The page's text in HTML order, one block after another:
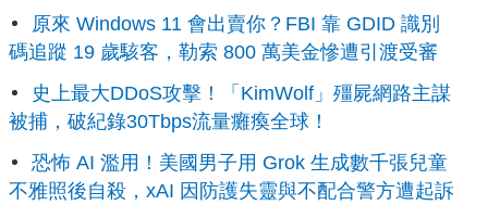
原來 Windows 11 會出賣你？FBI 靠 GDID 識別
碼追蹤 19 歲駭客，勒索 800 萬美金慘遭引渡受審
史上最大DDoS攻擊！「KimWolf」殭屍網路主謀
被捕，破紀錄30Tbps流量癱瘓全球！
恐怖 AI 濫用！美國男子用 Grok 生成數千張兒童
不雅照後自殺，xAI 因防護失靈與不配合警方遭起訴